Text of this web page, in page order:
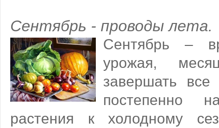
Сентябрь - проводы лета.
Сентябрь –
урожая,
завершать
постепенно
растения к холодному